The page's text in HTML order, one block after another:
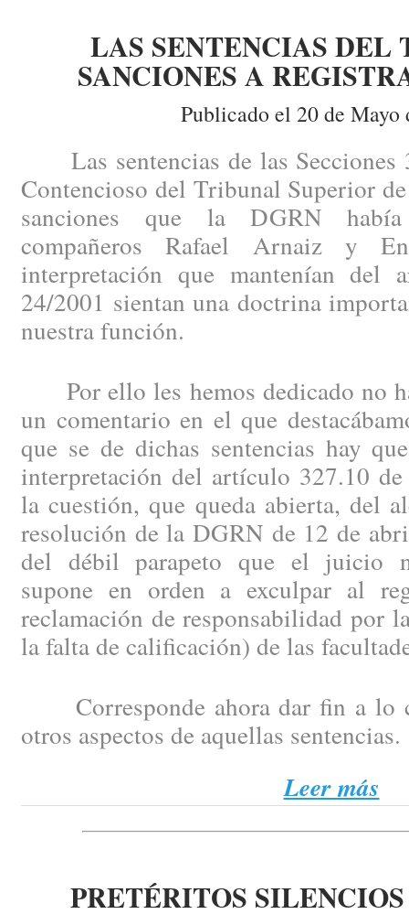
LAS SENTENCIAS DEL
SANCIONES A
Publicado el 20 de Mayo
Las sentencias de las Secciones
Contencioso del Tribunal Superior
sanciones que la DGRN había
compañeros Rafael Arnaiz y
interpretación que mantenían
24/2001 sientan una doctrina
nuestra función.
Por ello les hemos dedicado no
un comentario en el que
que se de dichas sentencias hay
interpretación del artículo 327.10
la cuestión, que queda abierta, del
resolución de la DGRN de 12 de
del débil parapeto que el juicio
supone en orden a exculpar al
reclamación de responsabilidad por
la falta de calificación) de las
Corresponde ahora dar fin a lo
otros aspectos de aquellas sentencias.
Leer más
PRETÉRITOS